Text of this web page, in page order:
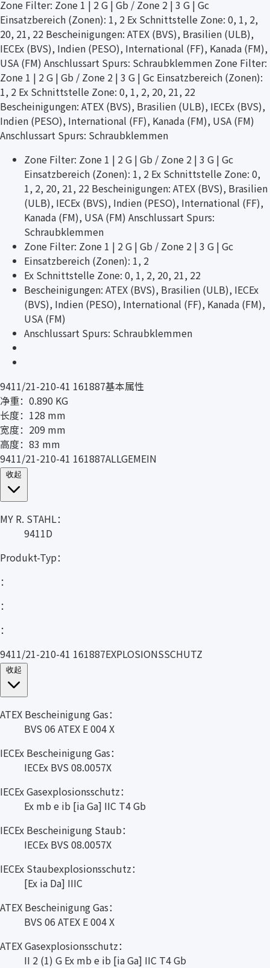
Zone Filter: Zone 1 | 2 G | Gb / Zone 2 | 3 G | Gc
Einsatzbereich (Zonen): 1, 2 Ex Schnittstelle Zone: 0, 1, 2,
20, 21, 22 Bescheinigungen: ATEX (BVS), Brasilien (ULB),
IECEx (BVS), Indien (PESO), International (FF), Kanada (FM),
USA (FM) Anschlussart Spurs: Schraubklemmen Zone Filter:
Zone 1 | 2 G | Gb / Zone 2 | 3 G | Gc Einsatzbereich (Zonen):
1, 2 Ex Schnittstelle Zone: 0, 1, 2, 20, 21, 22
Bescheinigungen: ATEX (BVS), Brasilien (ULB), IECEx (BVS),
Indien (PESO), International (FF), Kanada (FM), USA (FM)
Anschlussart Spurs: Schraubklemmen
Zone Filter: Zone 1 | 2 G | Gb / Zone 2 | 3 G | Gc
Einsatzbereich (Zonen): 1, 2 Ex Schnittstelle Zone: 0,
1, 2, 20, 21, 22 Bescheinigungen: ATEX (BVS), Brasilien
(ULB), IECEx (BVS), Indien (PESO), International (FF),
Kanada (FM), USA (FM) Anschlussart Spurs:
Schraubklemmen
Zone Filter: Zone 1 | 2 G | Gb / Zone 2 | 3 G | Gc
Einsatzbereich (Zonen): 1, 2
Ex Schnittstelle Zone: 0, 1, 2, 20, 21, 22
Bescheinigungen: ATEX (BVS), Brasilien (ULB), IECEx
(BVS), Indien (PESO), International (FF), Kanada (FM),
USA (FM)
Anschlussart Spurs: Schraubklemmen
9411/21-210-41 161887基本属性
净重：0.890 KG
长度：128 mm
宽度：209 mm
高度：83 mm
9411/21-210-41 161887ALLGEMEIN
MY R. STAHL：
9411D
Produkt-Typ：
：
：
：
9411/21-210-41 161887EXPLOSIONSSCHUTZ
ATEX Bescheinigung Gas：
BVS 06 ATEX E 004 X
IECEx Bescheinigung Gas：
IECEx BVS 08.0057X
IECEx Gasexplosionsschutz：
Ex mb e ib [ia Ga] IIC T4 Gb
IECEx Bescheinigung Staub：
IECEx BVS 08.0057X
IECEx Staubexplosionsschutz：
[Ex ia Da] IIIC
ATEX Bescheinigung Gas：
BVS 06 ATEX E 004 X
ATEX Gasexplosionsschutz：
II 2 (1) G Ex mb e ib [ia Ga] IIC T4 Gb